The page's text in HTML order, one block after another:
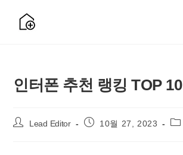
인터폰 추천 랭킹 TOP 10
Post
Lead Editor
Post 10월 27, 2023
Post